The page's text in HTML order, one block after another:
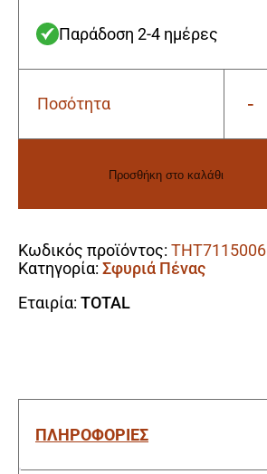
Παράδοση 2-4 ημέρες
Ποσότητα -
Total
ποσότητα
Προσθήκη στο καλάθι
Κωδικός προϊόντος: THT7115006
Κατηγορία: Σφυριά Πένας
Εταιρία: TOTAL
ΠΛΗΡΟΦΟΡΙΕΣ